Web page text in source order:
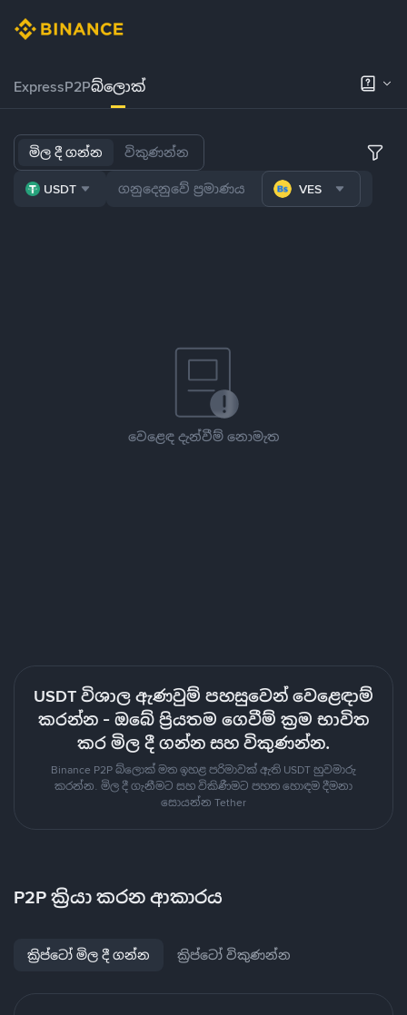
ExpressP2Pබ්ලොක්
මිල දී ගන්න විකුණන්න
USDT VES
වෙළෙඳ දැන්වීම් නොමැත
USDT විශාල ඇණවුම් පහසුවෙන් වෙළෙඳාම්
කරන්න - ඔබේ ප්‍රියතම ගෙවීම් ක්‍රම භාවිත
කර මිල දී ගන්න සහ විකුණන්න.
Binance P2P බ්ලොක් මත ඉහළ පරිමාවක් ඇති USDT හුවමාරු
කරන්න. මිල දී ගැනීමට සහ විකිණීමට පහත හොඳම දීමනා
සොයන්න Tether
P2P ක්‍රියා කරන ආකාරය
ක්‍රිප්ටෝ මිල දී ගන්න ක්‍රිප්ටෝ විකුණන්න